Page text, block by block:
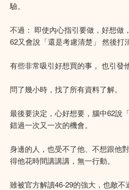
驗。
不過： 即使內心指引要做，好想做
62又會說「還是考慮清楚」 然後打
有些非常吸引好想買的事， 也引發
問了幾小時，找了所有資料了解。
最後要決定，心好想要，腦中62說
錯過一次又一次的機會。
身邊的人，也受不了他、不想跟他
得他花時間講講講，無一行動。
雖被官方解讀46-29的強大，也敵不